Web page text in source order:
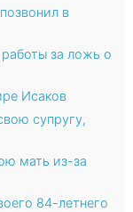
в
за ложь о
Исаков
супругу,
мать из-за
84-летнего